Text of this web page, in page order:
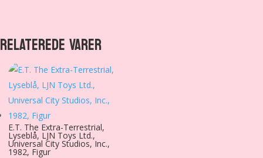
RELATEREDE VARER
E.T. The Extra-Terrestrial,
Lyseblå, LJN Toys Ltd.,
Universal City Studios, Inc.,
1982, Figur